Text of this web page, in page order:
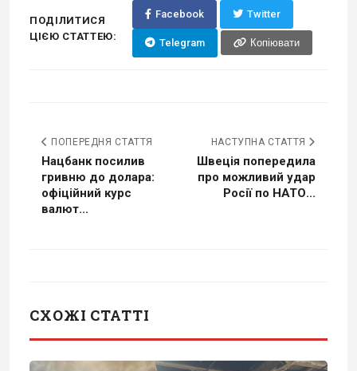
ПОДІЛИТИСЯ
ЦІЄЮ СТАТТЕЮ:
Facebook Twitter
Telegram Копіювати
ПОПЕРЕДНЯ СТАТТЯ
Нацбанк посилив
гривню до долара:
офіційний курс
валют...
НАСТУПНА СТАТТЯ
Швеція попередила
про можливий удар
Росії по НАТО...
СХОЖІ СТАТТІ